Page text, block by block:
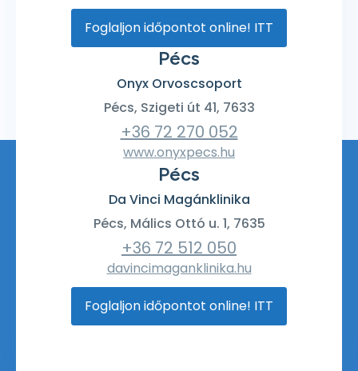
Foglaljon időpontot online! ITT
Pécs
Onyx Orvoscsoport
Pécs, Szigeti út 41, 7633
+36 72 270 052
www.onyxpecs.hu
Pécs
Da Vinci Magánklinika
Pécs, Málics Ottó u. 1, 7635
+36 72 512 050
davincimaganklinika.hu
Foglaljon időpontot online! ITT